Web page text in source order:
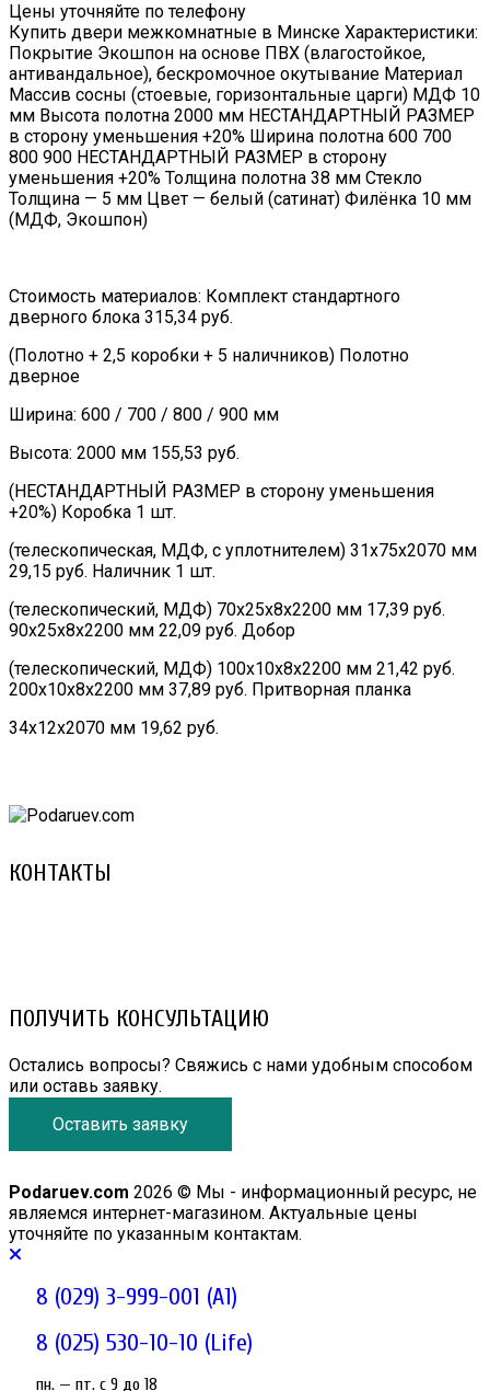
Цены уточняйте по телефону
Купить двери межкомнатные в Минске Характеристики:
Покрытие Экошпон на основе ПВХ (влагостойкое,
антивандальное), бескромочное окутывание Материал
Массив сосны (стоевые, горизонтальные царги) МДФ 10
мм Высота полотна 2000 мм НЕСТАНДАРТНЫЙ РАЗМЕР
в сторону уменьшения +20% Ширина полотна 600 700
800 900 НЕСТАНДАРТНЫЙ РАЗМЕР в сторону
уменьшения +20% Толщина полотна 38 мм Стекло
Толщина — 5 мм Цвет — белый (сатинат) Филёнка 10 мм
(МДФ, Экошпон)
Стоимость материалов: Комплект стандартного
дверного блока 315,34 руб.
(Полотно + 2,5 коробки + 5 наличников) Полотно
дверное
Ширина: 600 / 700 / 800 / 900 мм
Высота: 2000 мм 155,53 руб.
(НЕСТАНДАРТНЫЙ РАЗМЕР в сторону уменьшения
+20%) Коробка 1 шт.
(телескопическая, МДФ, с уплотнителем) 31х75х2070 мм
29,15 руб. Наличник 1 шт.
(телескопический, МДФ) 70х25х8х2200 мм 17,39 руб.
90х25х8х2200 мм 22,09 руб. Добор
(телескопический, МДФ) 100х10х8х2200 мм 21,42 руб.
200х10х8х2200 мм 37,89 руб. Притворная планка
34х12х2070 мм 19,62 руб.
КОНТАКТЫ
ПОЛУЧИТЬ КОНСУЛЬТАЦИЮ
Остались вопросы? Свяжись с нами удобным способом
или оставь заявку.
Оставить заявку
Podaruev.com 2026 © Мы - информационный ресурс, не
являемся интернет-магазином. Актуальные цены
уточняйте по указанным контактам.
8 (029) 3-999-001 (A1)
8 (025) 530-10-10 (Life)
пн. — пт. c 9 до 18